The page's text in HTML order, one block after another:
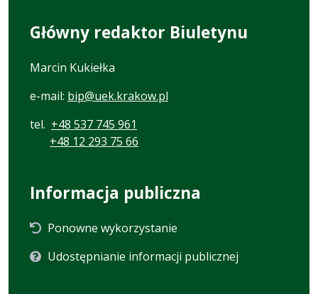
Główny redaktor Biuletynu
Marcin Kukiełka
e-mail: bip@uek.krakow.pl
tel. +48 537 745 961
+48 12 293 75 66
Informacja publiczna
Ponowne wykorzystanie
Udostępnianie informacji publicznej